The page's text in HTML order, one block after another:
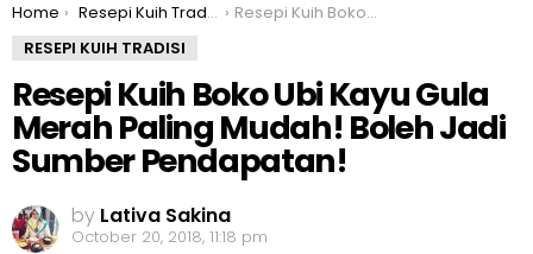
You are here:
Home Resepi Kuih Tradisi
Resepi Kuih Boko Ubi Kayu Gula Merah Paling Mudah! Boleh Jadi Sumber Pendapatan!
RESEPI KUIH TRADISI
Resepi Kuih Boko Ubi Kayu Gula
Merah Paling Mudah! Boleh Jadi
Sumber Pendapatan!
by Lativa Sakina
October 20, 2018, 11:18 pm